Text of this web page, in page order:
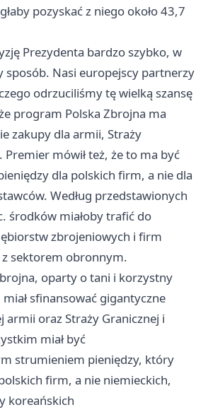
pozyskać z niego około 43,7
Prezydenta bardzo szybko, w
sposób. Nasi europejscy partnerzy
odrzuciliśmy tę wielką szansę
program Polska Zbrojna ma
zakupy dla armii, Straży
Premier mówił też, że to ma być
dla polskich firm, a nie dla
Według przedstawionych
środków miałoby trafić do
zbrojeniowych i firm
z sektorem obronnym.
oparty o tani i korzystny
sfinansować gigantyczne
armii oraz Straży Granicznej i
miał być
strumieniem pieniędzy, który
firm, a nie niemieckich,
koreańskich